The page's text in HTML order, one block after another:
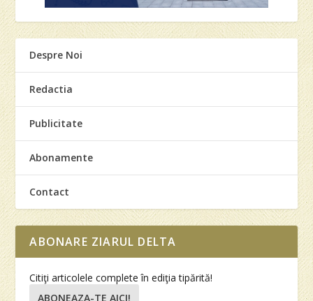
Despre Noi
Redactia
Publicitate
Abonamente
Contact
ABONARE ZIARUL DELTA
Citiţi articolele complete în ediţia tipărită!
ABONEAZA-TE AICI!